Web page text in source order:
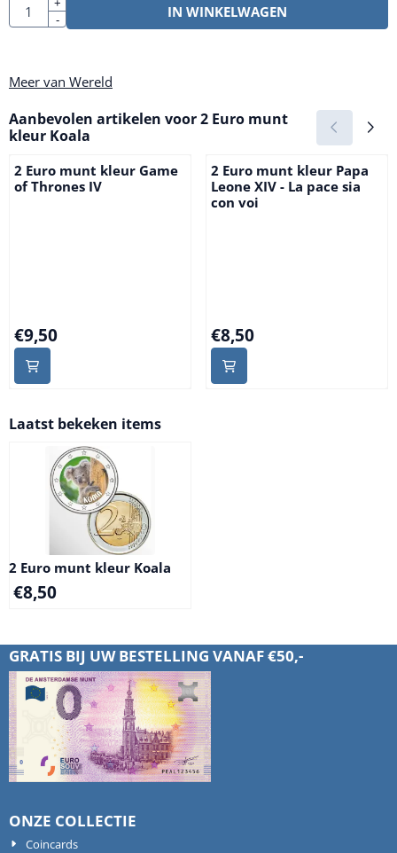
Aantal
+
-
IN WINKELWAGEN
Meer van Wereld
Aanbevolen artikelen voor2 Euro munt
kleur Koala
2 Euro munt kleur Game
of Thrones IV
Prijs: 9,50
€9,50
2 Euro munt kleur Papa
Leone XIV - La pace sia
con voi
Prijs: 8,50
€8,50
Laatst bekeken items
2 Euro munt kleur Koala
€8,50
GRATIS BIJ UW BESTELLING VANAF €50,-
ONZE COLLECTIE
Coincards